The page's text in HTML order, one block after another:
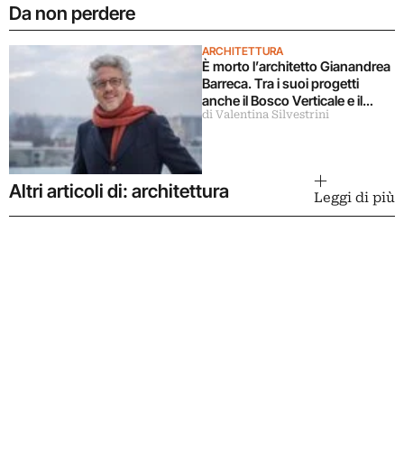
Da non perdere
ARCHITETTURA
È morto l’architetto Gianandrea
Barreca. Tra i suoi progetti
anche il Bosco Verticale e il
futuro Policlinico di Milano
di Valentina Silvestrini
Altri articoli di: architettura Leggi di più